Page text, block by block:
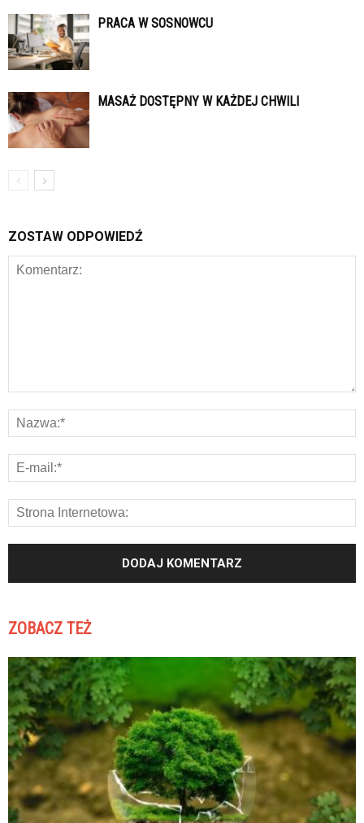
PRACA W SOSNOWCU
MASAŻ DOSTĘPNY W KAŻDEJ CHWILI
ZOSTAW ODPOWIEDŹ
ZOBACZ TEŻ